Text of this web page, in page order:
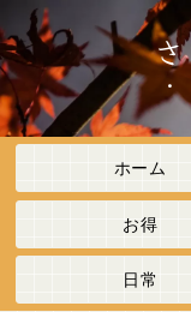
ホーム
お得
日常